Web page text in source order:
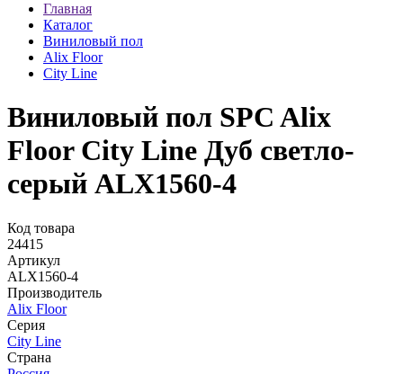
Главная
Каталог
Виниловый пол
Alix Floor
City Line
Виниловый пол SPC Alix
Floor City Line Дуб светло-
серый ALX1560-4
Код товара
24415
Артикул
ALX1560-4
Производитель
Alix Floor
Серия
City Line
Страна